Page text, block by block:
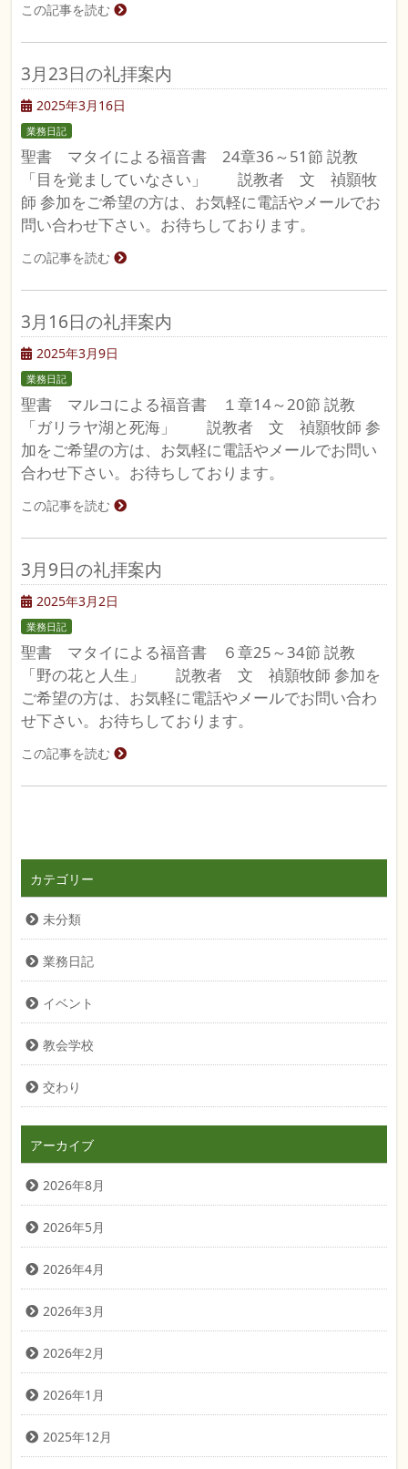
この記事を読む
3月23日の礼拝案内
2025年3月16日
業務日記
聖書 マタイによる福音書 24章36～51節 説教
「目を覚ましていなさい」 説教者 文 禎顥牧
師 参加をご希望の方は、お気軽に電話やメールでお
問い合わせ下さい。お待ちしております。
この記事を読む
3月16日の礼拝案内
2025年3月9日
業務日記
聖書 マルコによる福音書 １章14～20節 説教
「ガリラヤ湖と死海」 説教者 文 禎顥牧師 参
加をご希望の方は、お気軽に電話やメールでお問い
合わせ下さい。お待ちしております。
この記事を読む
3月9日の礼拝案内
2025年3月2日
業務日記
聖書 マタイによる福音書 ６章25～34節 説教
「野の花と人生」 説教者 文 禎顥牧師 参加を
ご希望の方は、お気軽に電話やメールでお問い合わ
せ下さい。お待ちしております。
この記事を読む
カテゴリー
未分類
業務日記
イベント
教会学校
交わり
アーカイブ
2026年8月
2026年5月
2026年4月
2026年3月
2026年2月
2026年1月
2025年12月